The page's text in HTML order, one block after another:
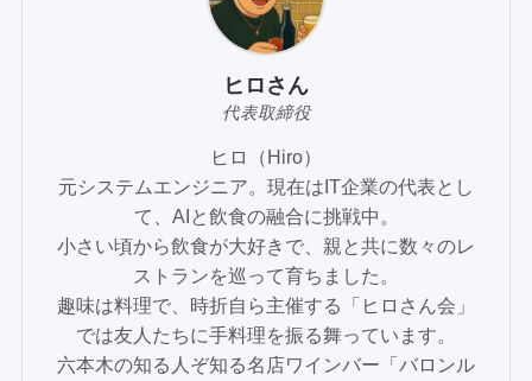
ヒロさん
代表取締役
ヒロ（Hiro）
元システムエンジニア。現在はIT企業の代表とし
て、AIと飲食の融合に挑戦中。
小さい頃から飲食が大好きで、親と共に数々のレ
ストランを巡って育ちました。
趣味は料理で、時折自ら主催する「ヒロさん会」
では友人たちに手料理を振る舞っています。
六本木の知る人ぞ知る名店ワインバー「バロンル